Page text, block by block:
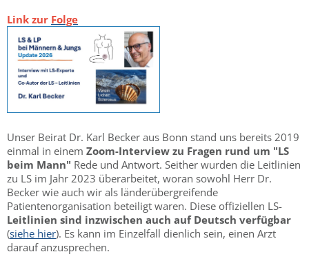
Link zur Folge
Unser Beirat Dr. Karl Becker aus Bonn stand uns bereits 2019
einmal in einem Zoom-Interview zu Fragen rund um "LS
beim Mann" Rede und Antwort. Seither wurden die Leitlinien
zu LS im Jahr 2023 überarbeitet, woran sowohl Herr Dr.
Becker wie auch wir als länderübergreifende
Patientenorganisation beteiligt waren. Diese offiziellen LS-
Leitlinien sind inzwischen auch auf Deutsch verfügbar
(siehe hier). Es kann im Einzelfall dienlich sein, einen Arzt
darauf anzusprechen.